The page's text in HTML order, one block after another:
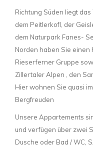
Richtung Süden liegt
dem Peitlerkofl, der
dem Naturpark Fanes-
Norden haben Sie einen
Rieserferner Gruppe
Zillertaler Alpen , den
Hier wohnen Sie quasi
Bergfreuden
Unsere Appartements
und verfügen über zwei
Dusche oder Bad / WC,